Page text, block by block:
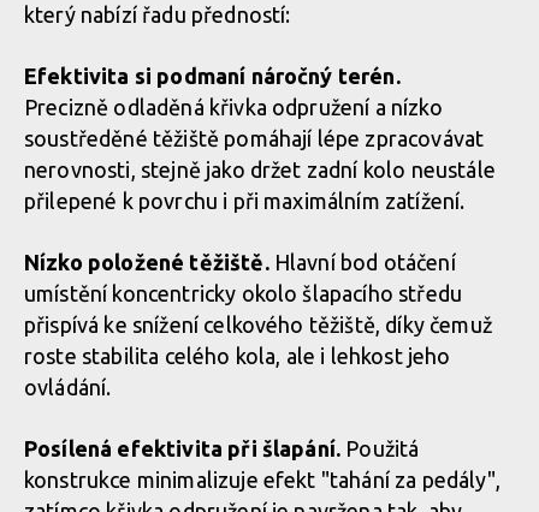
který nabízí řadu předností:
Efektivita si podmaní náročný terén.
Precizně odladěná křivka odpružení a nízko
soustředěné těžiště pomáhají lépe zpracovávat
nerovnosti, stejně jako držet zadní kolo neustále
přilepené k povrchu i při maximálním zatížení.
Nízko položené těžiště. Hlavní bod otáčení
umístění koncentricky okolo šlapacího středu
přispívá ke snížení celkového těžiště, díky čemuž
roste stabilita celého kola, ale i lehkost jeho
ovládání.
Posílená efektivita při šlapání. Použitá
konstrukce minimalizuje efekt "tahání za pedály",